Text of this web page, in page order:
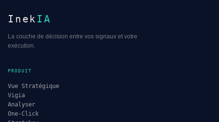
Inek IA
La couche de décision entre vos signaux et votre
exécution.
PRODUIT
Vue Stratégique
Vigia
Analyser
One-Click